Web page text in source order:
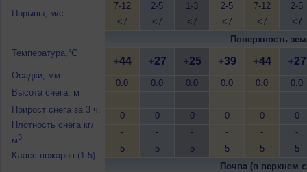
Порывы, м/с
Температура,°C
Осадки, мм
Высота снега, м
Прирост снега за 3 ч.
Плотность снега кг/
м3
Класс пожаров (1-5)
7-12
<7
2-5
<7
1-3
<7
2-5
<7
7-12
<7
2-5
<7
Поверхность
+44
0.0
-
0
-
5
+27
0.0
-
0
-
5
+25
0.0
-
0
-
5
+39
0.0
-
0
-
5
+44
0.0
-
0
-
5
+27
0.0
-
0
-
5
Почва (в верхнем